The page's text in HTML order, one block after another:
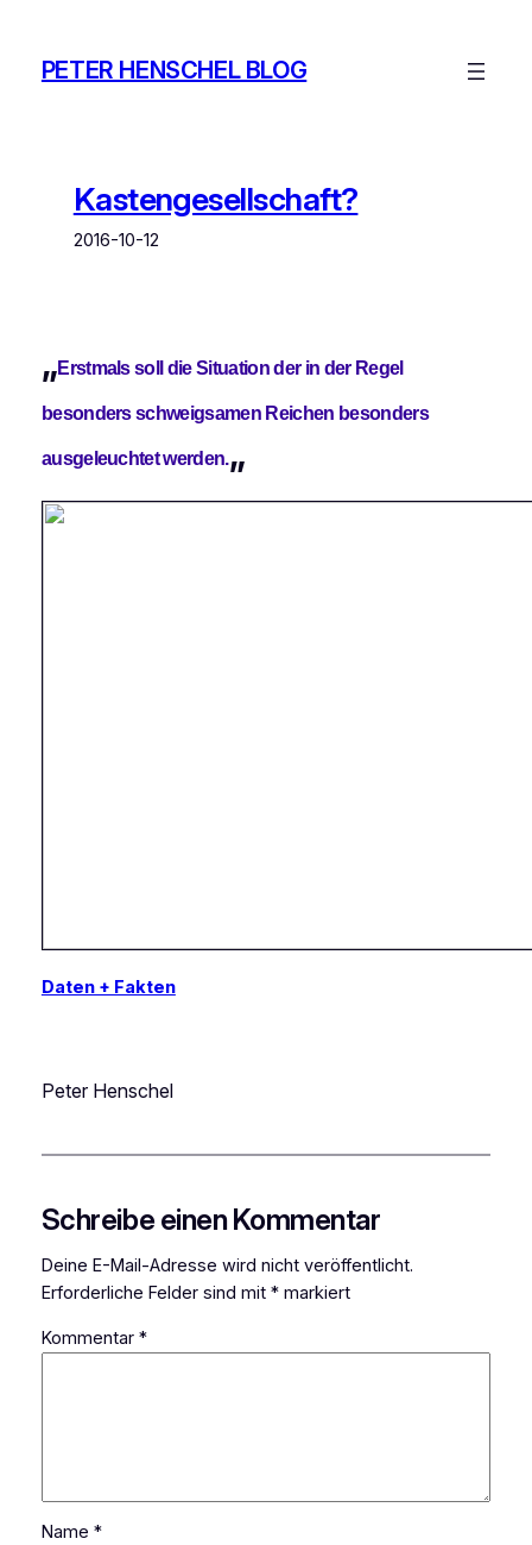
springen
PETER HENSCHEL BLOG
Kastengesellschaft?
2016-10-12
„Erstmals soll die Situation der in der Regel
besonders schweigsamen Reichen besonders
ausgeleuchtet werden.„
Daten + Fakten
Peter Henschel
Schreibe einen Kommentar
Deine E-Mail-Adresse wird nicht veröffentlicht.
Erforderliche Felder sind mit *markiert
Kommentar *
Name *